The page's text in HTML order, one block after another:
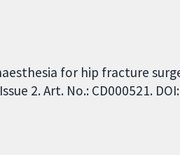
for hip fracture
2. Art. No.: CD000521. DOI: